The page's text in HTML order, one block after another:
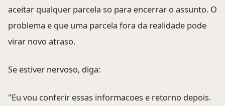
aceitar qualquer parcela so para encerrar o assunto. O
problema e que uma parcela fora da realidade pode
virar novo atraso.
Se estiver nervoso, diga:
"Eu vou conferir essas informacoes e retorno depois.